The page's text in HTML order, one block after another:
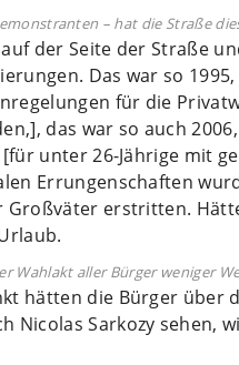
– hat die Straße
der Seite der Straße
Das war so
für die
das war so auch
unter 26-Jährige mit
Errungenschaften
erstritten.
Wahlakt aller Bürger weniger
hätten die Bürger über
Nicolas Sarkozy sehen,